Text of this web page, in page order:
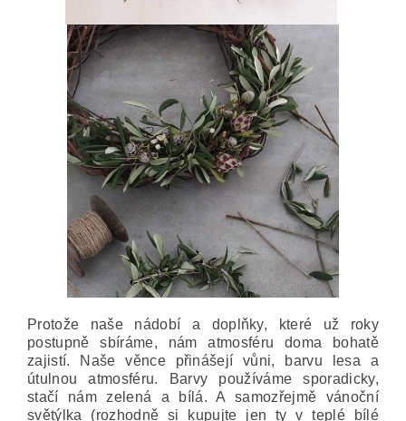
Protože naše nádobí a doplňky, které už roky
postupně sbíráme, nám atmosféru doma bohatě
zajistí. Naše věnce přinášejí vůni, barvu lesa a
útulnou atmosféru. Barvy používáme sporadicky,
stačí nám zelená a bílá. A samozřejmě vánoční
světýlka (rozhodně si kupujte jen ty v teplé bílé